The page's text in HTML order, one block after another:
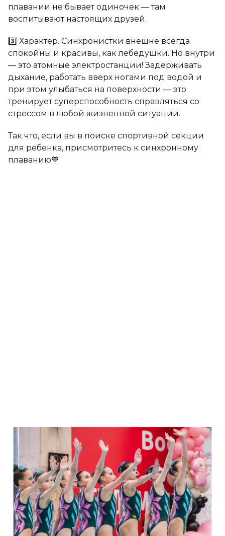
плавании не бывает одиночек — там
воспитывают настоящих друзей.
3️⃣ Характер. Синхронистки внешне всегда
спокойны и красивы, как лебедушки. Но внутри
— это атомные электростанции! Задерживать
дыхание, работать вверх ногами под водой и
при этом улыбаться на поверхности — это
тренирует суперспособность справляться со
стрессом в любой жизненной ситуации.
Так что, если вы в поиске спортивной секции
для ребенка, присмотритесь к синхронному
плаванию💙